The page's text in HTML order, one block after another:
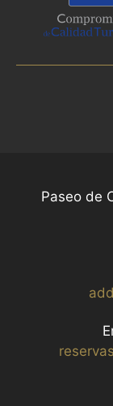
Paseo de